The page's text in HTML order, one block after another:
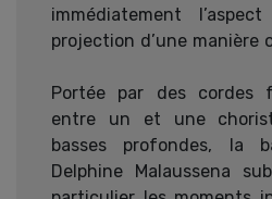
immédiatement
projection d’une manière
Portée par des cordes
entre un et une
basses profondes, la
Delphine Malaussena